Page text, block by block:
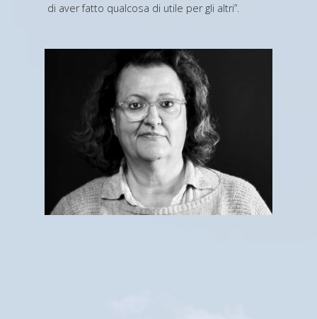
di aver fatto qualcosa di utile per gli altri”.